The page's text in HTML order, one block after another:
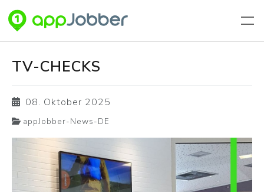
TV-CHECKS
08. Oktober 2025
appJobber-News-DE